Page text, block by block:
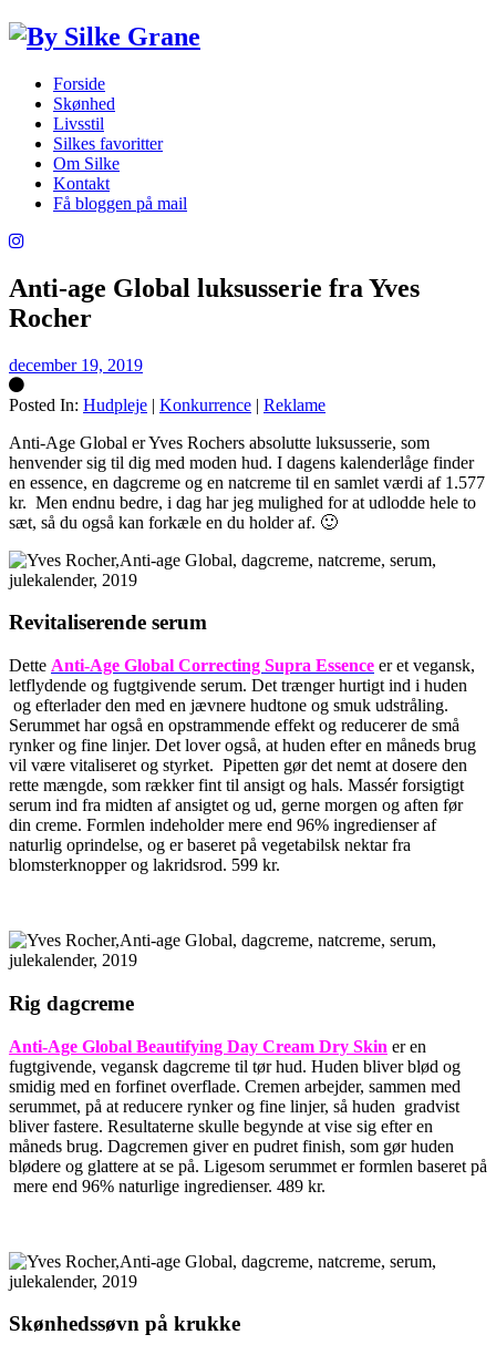
Forside
Skønhed
Livsstil
Silkes favoritter
Om Silke
Kontakt
Få bloggen på mail
Anti-age Global luksusserie fra Yves
Rocher
december 19, 2019
Posted In: Hudpleje | Konkurrence | Reklame
Anti-Age Global er Yves Rochers absolutte luksusserie, som
henvender sig til dig med moden hud. I dagens kalenderlåge finder
en essence, en dagcreme og en natcreme til en samlet værdi af 1.577
kr. Men endnu bedre, i dag har jeg mulighed for at udlodde hele to
sæt, så du også kan forkæle en du holder af. 🙂
Revitaliserende serum
Dette Anti-Age Global Correcting Supra Essence er et vegansk,
letflydende og fugtgivende serum. Det trænger hurtigt ind i huden
og efterlader den med en jævnere hudtone og smuk udstråling.
Serummet har også en opstrammende effekt og reducerer de små
rynker og fine linjer. Det lover også, at huden efter en måneds brug
vil være vitaliseret og styrket. Pipetten gør det nemt at dosere den
rette mængde, som rækker fint til ansigt og hals. Massér forsigtigt
serum ind fra midten af ansigtet og ud, gerne morgen og aften før
din creme. Formlen indeholder mere end 96% ingredienser af
naturlig oprindelse, og er baseret på vegetabilsk nektar fra
blomsterknopper og lakridsrod. 599 kr.
Rig dagcreme
Anti-Age Global Beautifying Day Cream Dry Skin er en
fugtgivende, vegansk dagcreme til tør hud. Huden bliver blød og
smidig med en forfinet overflade. Cremen arbejder, sammen med
serummet, på at reducere rynker og fine linjer, så huden gradvist
bliver fastere. Resultaterne skulle begynde at vise sig efter en
måneds brug. Dagcremen giver en pudret finish, som gør huden
blødere og glattere at se på. Ligesom serummet er formlen baseret på
mere end 96% naturlige ingredienser. 489 kr.
Skønhedssøvn på krukke